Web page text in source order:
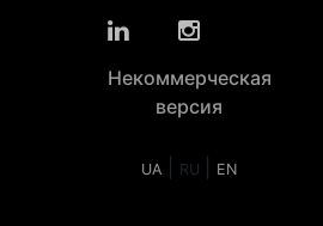
Некоммерческая
версия
UA RU EN